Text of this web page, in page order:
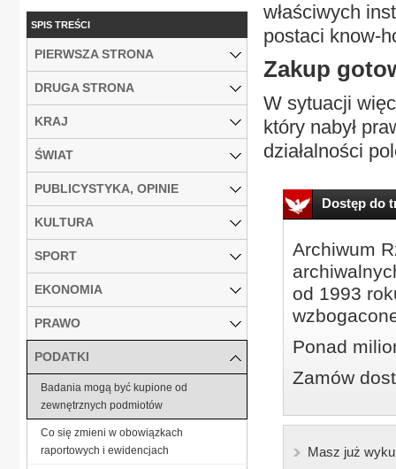
właściwych
postaci know-
Zakup
W sytuacji
który nabył
działalności
Dostęp do
Archiwum
od 1993
Ponad
Zamów
Masz już
SPIS TREŚCI
PIERWSZA STRONA
DRUGA STRONA
KRAJ
ŚWIAT
PUBLICYSTYKA, OPINIE
KULTURA
SPORT
EKONOMIA
PRAWO
PODATKI
Badania mogą być kupione od
zewnętrznych podmiotów
Co się zmieni w obowiązkach
raportowych i ewidencjach